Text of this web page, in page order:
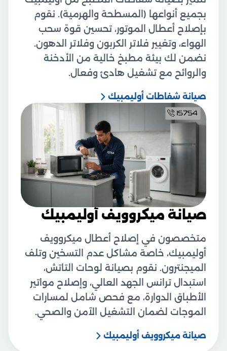
بجميع أنواعها (المسطحة والهرمية). نقوم
بإصلاح أعطال الموتور، تحسين قوة سحب
الهواء، وتغيير فلاتر الكربون وفلاتر الدهون.
نضمن لك بيئة مطبخ خالية من الأدخنة
والروائح مع تشغيل هادئ وفعال.
صيانة شفاطات أوليمبيك
صيانة ميكروويف أوليمبيك
متخصصون في إصلاح أعطال ميكروويف
أوليمبيك، خاصة مشاكل عدم التسخين وتلف
الميجنترون. نقوم بصيانة لوحات التاتش،
استبدال ترانس الجهد العالي، وإصلاح مواتير
الأطباق الدوارة، مع فحص شامل لمسارات
الموجات لضمان التشغيل الآمن والصحي.
صيانة ميكروويف أوليمبيك